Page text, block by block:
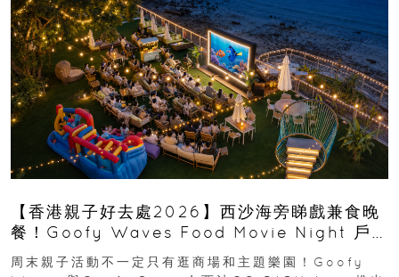
【香港親子好去處2026】西沙海旁睇戲兼食晚
餐！Goofy Waves Food Movie Night 戶
外影院逢週末登場
周末親子活動不一定只有逛商場和主題樂園！Goofy